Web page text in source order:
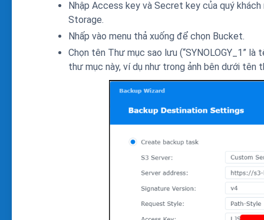
Nhập Access key và Secret key của quý
Storage.
Nhấp vào menu thả xuống để chọn Bucket.
Chọn tên Thư mục sao lưu (“SYNOLOGY_1”
thư mục này, ví dụ như trong ảnh bên dưới tên